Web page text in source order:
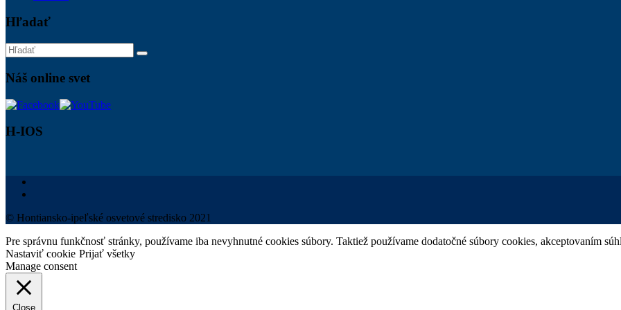
Hľadať
Náš online svet
H-IOS
© Hontiansko-ipeľské osvetové stredisko 2021
Pre správnu funkčnosť stránky, používame iba nevyhnutné cookies súbory. Taktiež používame dodatočné súbory cookies, akceptovaním
Nastaviť cookie Prijať všetky
Manage consent
Close